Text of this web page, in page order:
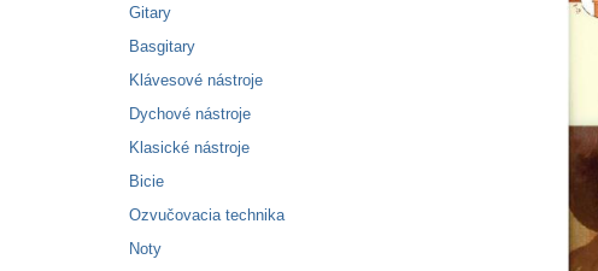
Gitary
Basgitary
Klávesové nástroje
Dychové nástroje
Klasické nástroje
Bicie
Ozvučovacia technika
Noty